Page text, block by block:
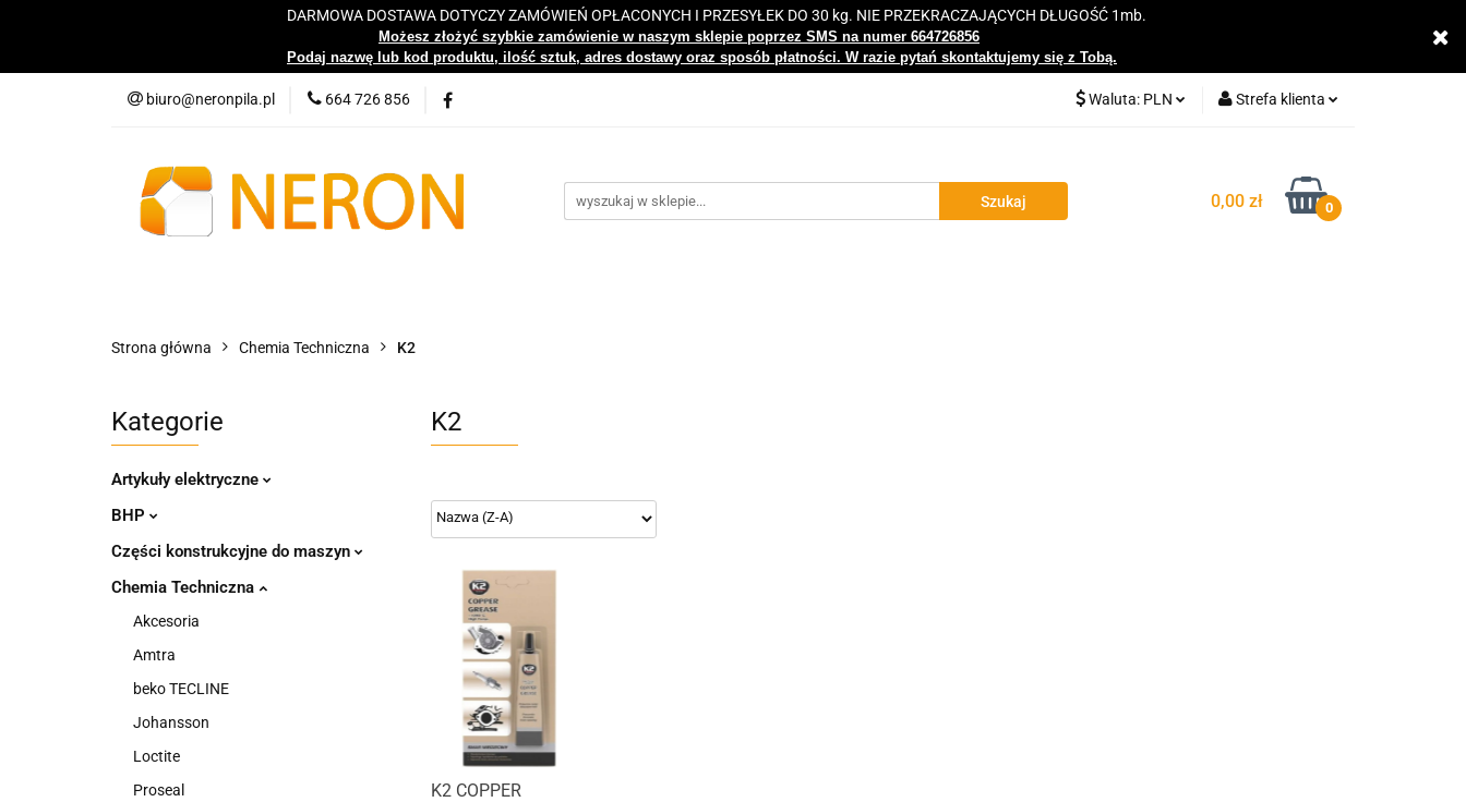
DARMOWA DOSTAWA DOTYCZY ZAMÓWIEŃ OPŁACONYCH I PRZESYŁEK DO 30 kg. NIE PRZEKRACZAJĄCYCH DŁUGOŚĆ 1mb.
Możesz złożyć szybkie zamówienie w naszym sklepie poprzez SMS na numer 664726856
Podaj nazwę lub kod produktu, ilość sztuk, adres dostawy oraz sposób płatności. W razie pytań skontaktujemy się z Tobą.
biuro@neronpila.pl 664 726 856 Waluta: PLN Strefa klienta
Zarejestruj się
Dodaj zgłoszenie
0,00 zł 0
Katalogi Nowości Bestsellery Kontakt Centrum Wiedzy
Strona główna Chemia Techniczna K2
Kategorie
Artykuły elektryczne
BHP
Części konstrukcyjne do maszyn
Chemia Techniczna
Akcesoria
Amtra
beko TECLINE
Johansson
Loctite
Proseal
K2
K2 COPPER